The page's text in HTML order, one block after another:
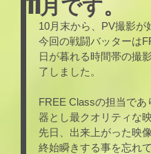
10月末から、PV撮影が
今回の戦闘バッターは
日が暮れる時間帯の撮
了しました。
FREE Classの担当で
器とし最クオリティな
先日、出来上がった映
終始瞬きする事を忘れ